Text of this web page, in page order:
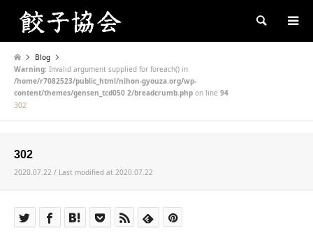
Search
Blog
Warning: Invalid argument supplied for foreach() in
/home/r7082523/public_html/nihon-gyouza.org/wp-
content/themes/gensen_tcd050 2/breadcrumb.php on line 94
302
302
2020.07.22 / Last modified at 2020.07.22